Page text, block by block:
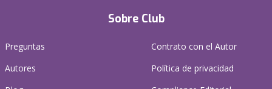
Sobre Club
Preguntas
Autores
Contrato con el Autor
Política de privacidad